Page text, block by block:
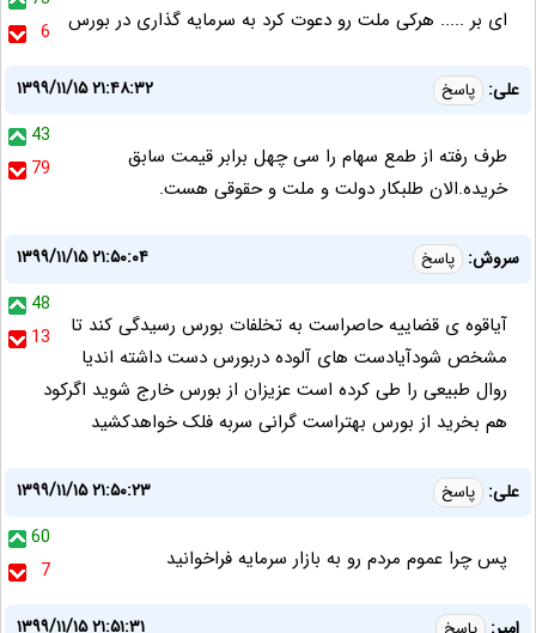
6
ای بر ..... هرکی ملت رو دعوت کرد به سرمایه گذاری در بورس
علی: پاسخ
۱۳۹۹/۱۱/۱۵ ۲۱:۴۸:۳۲
43
79
طرف رفته از طمع سهام را سی چهل برابر قیمت سابق
خریده.الان طلبکار دولت و ملت و حقوقی هست.
سروش: پاسخ
۱۳۹۹/۱۱/۱۵ ۲۱:۵۰:۰۴
48
13
آیاقوه ی قضاییه حاصراست به تخلفات بورس رسیدگی کند تا
مشخص شودآیادست های آلوده دربورس دست داشته اندیا
روال طبیعی را طی کرده است عزیزان از بورس خارج شوید اگرکود
هم بخرید از بورس بهتراست گرانی سربه فلک خواهدکشید
علی: پاسخ
۱۳۹۹/۱۱/۱۵ ۲۱:۵۰:۲۳
60
7
پس چرا عموم مردم رو به بازار سرمایه فراخوانید
۱۳۹۹/۱۱/۱۵ ۲۱:۵۱:۳۱